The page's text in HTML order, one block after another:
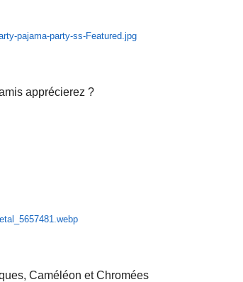
apprécierez ?
Caméléon et Chromées